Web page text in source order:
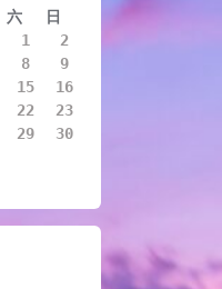
六
日
1
2
8
9
15
16
22
23
29
30